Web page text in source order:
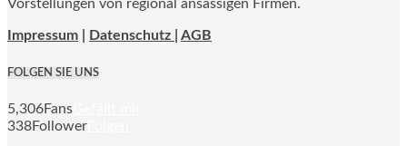
Vorstellungen von regional ansässigen Firmen.
Impressum Datenschutz | AGB
FOLGEN SIE UNS
5,306Fans
338Follower